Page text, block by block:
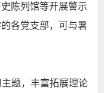
陈列馆等开展警示
各党支部，可与暑
题，丰富拓展理论